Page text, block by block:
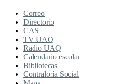
Correo
Directorio
CAS
TV UAQ
Radio UAQ
Calendario escolar
Bibliotecas
Contraloría Social